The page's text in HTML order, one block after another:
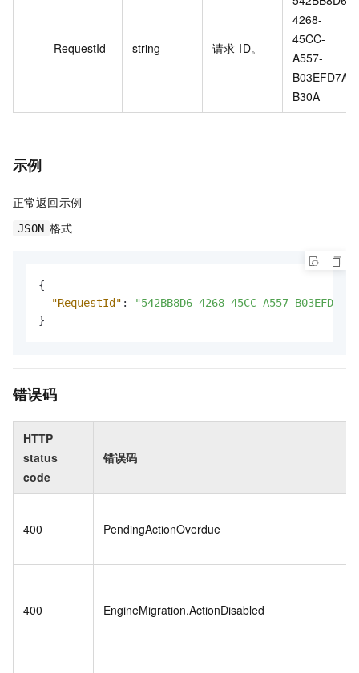
RequestId string 请求 ID。
4268-
45CC-
A557-
B03EFD7A
B30A
示例
正常返回示例
JSON 格式
{
"RequestId" :
"542BB8D6-4268-45CC-A557-
}
错误码
HTTP
status
code
错误码
400 PendingActionOverdue
400 EngineMigration.ActionDisabled